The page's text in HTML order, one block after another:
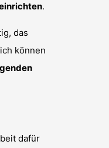
.
das
können
dafür